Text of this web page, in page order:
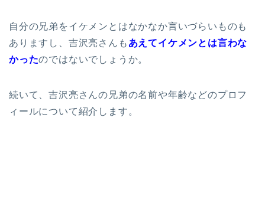
自分の兄弟をイケメンとはなかなか言いづらいものも
ありますし、吉沢亮さんも あえてイケメンとは言わな
かったのではないでしょうか。
続いて、吉沢亮さんの兄弟の名前や年齢などのプロフ
ィールについて紹介します。